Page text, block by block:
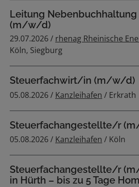
Leitung Nebenbuchhaltung
(m/w/d)
29.07.2026 / rhenag Rheinische
Köln, Siegburg
Steuerfachwirt/in (m/w/d)
05.08.2026 / Kanzleihafen / Erkrath
Steuerfachangestellte/r
05.08.2026 / Kanzleihafen / Köln
Steuerfachangestellte/r
in Hürth – bis zu 5 Tage